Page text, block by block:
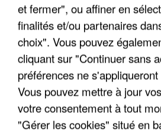
6 août 2026
Gabriel Attal et Raphaël
ingérences...
Sollicité, Sébastien Lecornu
commun" avec les partis à la
et fermer", ou affiner en
finalités et/ou partenaires
choix". Vous pouvez
cliquant sur "Continuer sans
préférences ne
Vous pouvez mettre à jour
votre consentement à tout
"Gérer les cookies" situé en